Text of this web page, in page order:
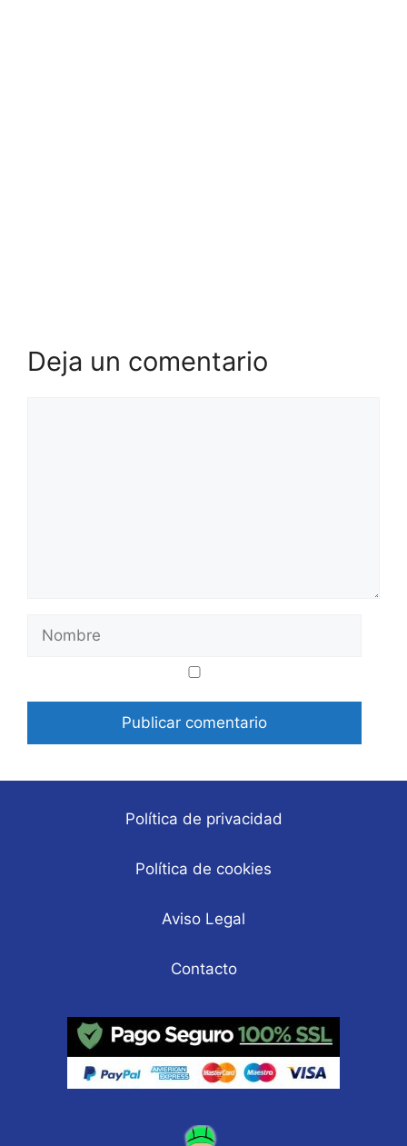
Deja un comentario
Nombre
electrónico
Política de privacidad
Política de cookies
Aviso Legal
Contacto